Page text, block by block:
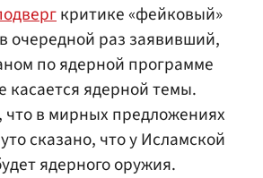
критике «фейковый»
очередной раз заявивший,
по ядерной программе
касается ядерной темы.
что в мирных предложениях
сказано, что у Исламской
ядерного оружия.